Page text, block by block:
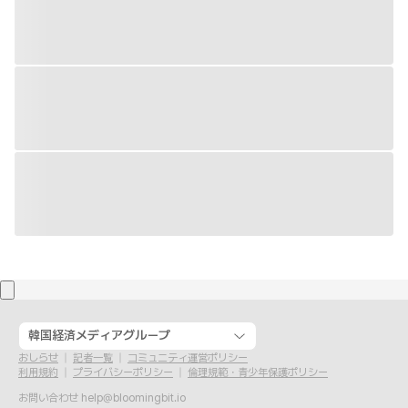
韓国経済メディアグループ
おしらせ 記者一覧
コミュニティ運営ポリシー
利用規約
プライバシーポリシー
倫理規範・青少年保護ポリシー
お問い合わせ help@bloomingbit.io